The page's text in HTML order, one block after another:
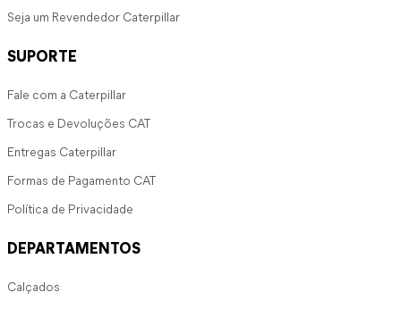
Seja um Revendedor Caterpillar
SUPORTE
Fale com a Caterpillar
Trocas e Devoluções CAT
Entregas Caterpillar
Formas de Pagamento CAT
Política de Privacidade
DEPARTAMENTOS
Calçados